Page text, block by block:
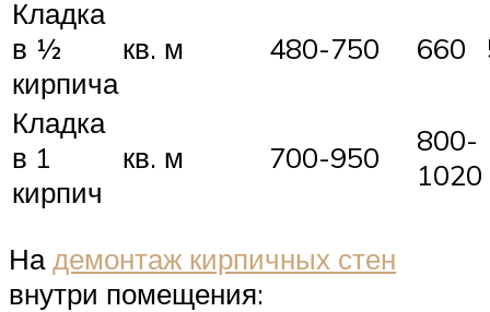
Кладка
в ½
кирпича
кв. м 480-750 660
Кладка
в 1
кирпич
кв. м 700-950
800-
1020
Надемонтаж кирпичных стен
внутри помещения: